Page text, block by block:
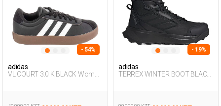
- 54%
adidas
VL COURT 3.0 K BLACK Woman
- 19%
adidas
TERREX WINTER BOOT BLACK